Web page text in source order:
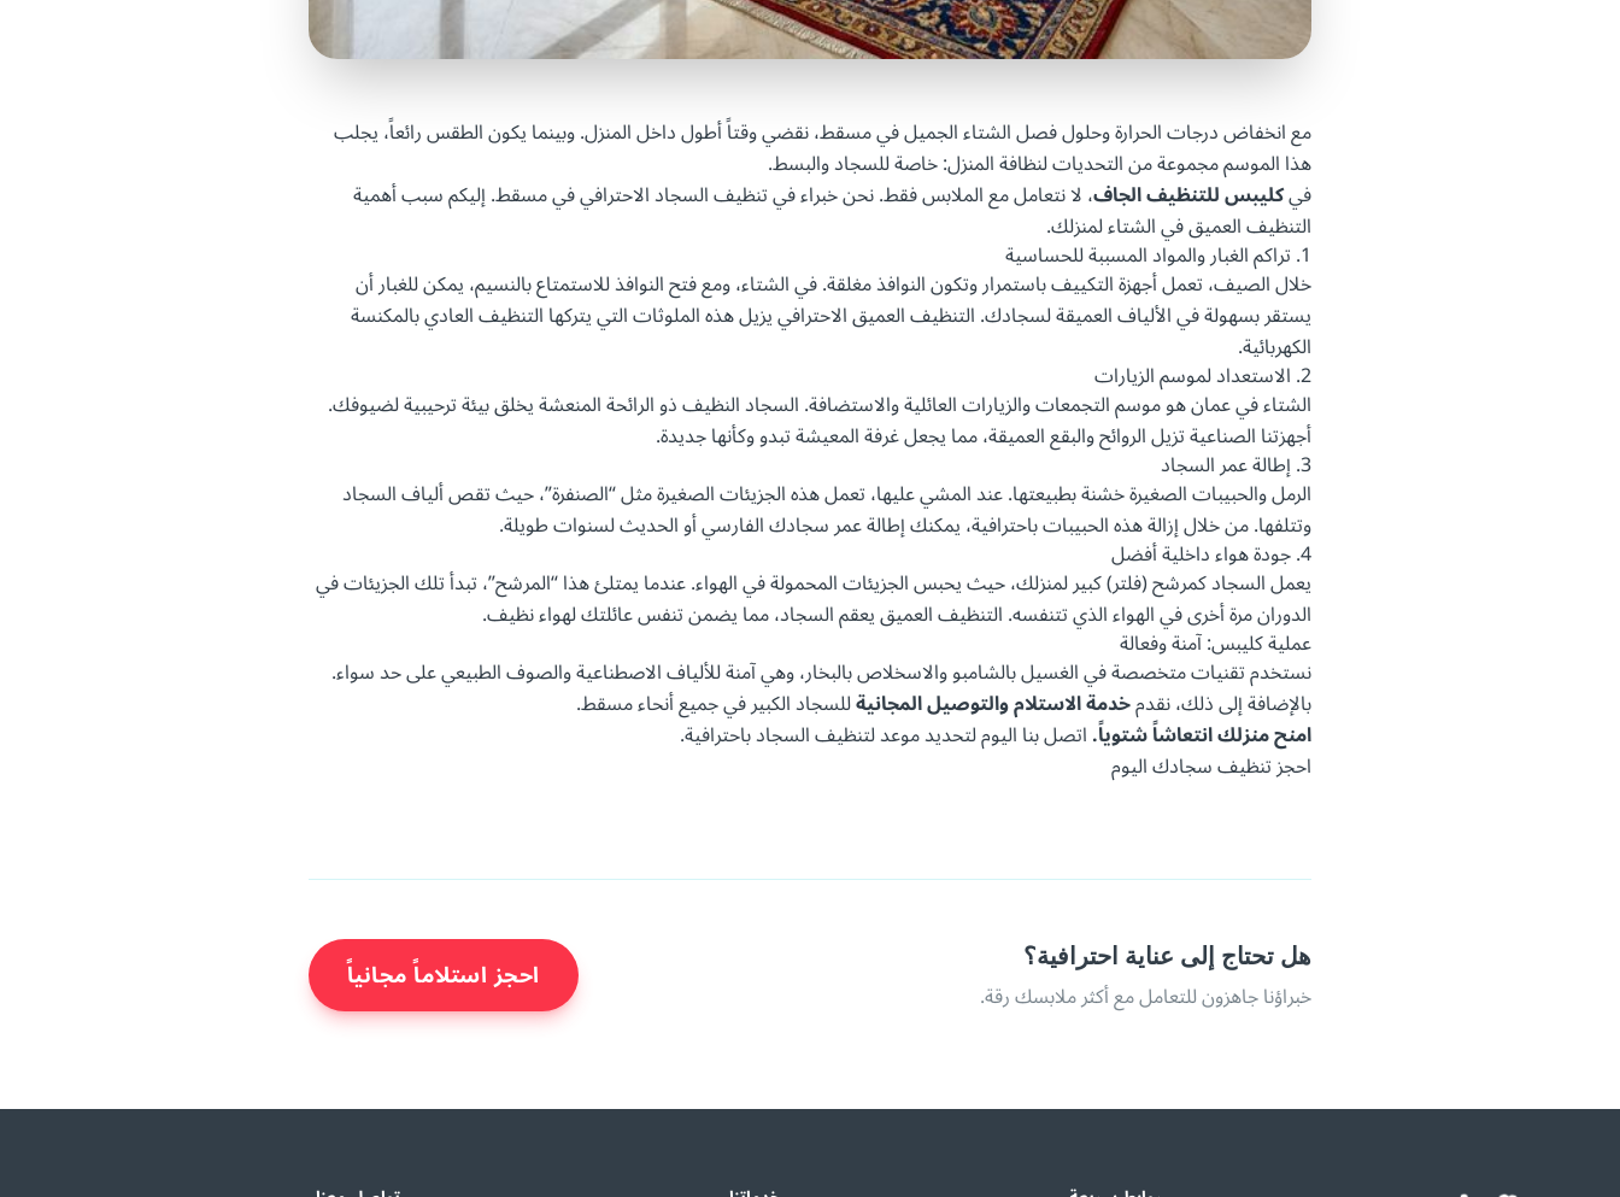
مع انخفاض درجات الحرارة وحلول فصل الشتاء الجميل في مسقط، نقضي وقتاً أطول داخل المنزل. وبينما يكون الطقس رائعاً، يجلب
هذا الموسم مجموعة من التحديات لنظافة المنزل: خاصة للسجاد والبسط.
فيكليبس للتنظيف الجاف، لا نتعامل مع الملابس فقط. نحن خبراء في تنظيف السجاد الاحترافي في مسقط. إليكم سبب أهمية
التنظيف العميق في الشتاء لمنزلك.
1. تراكم الغبار والمواد المسببة للحساسية
خلال الصيف، تعمل أجهزة التكييف باستمرار وتكون النوافذ مغلقة. في الشتاء، ومع فتح النوافذ للاستمتاع بالنسيم، يمكن للغبار أن
يستقر بسهولة في الألياف العميقة لسجادك. التنظيف العميق الاحترافي يزيل هذه الملوثات التي يتركها التنظيف العادي بالمكنسة
الكهربائية.
2. الاستعداد لموسم الزيارات
الشتاء في عمان هو موسم التجمعات والزيارات العائلية والاستضافة. السجاد النظيف ذو الرائحة المنعشة يخلق بيئة ترحيبية لضيوفك.
أجهزتنا الصناعية تزيل الروائح والبقع العميقة، مما يجعل غرفة المعيشة تبدو وكأنها جديدة.
3. إطالة عمر السجاد
الرمل والحبيبات الصغيرة خشنة بطبيعتها. عند المشي عليها، تعمل هذه الجزيئات الصغيرة مثل “الصنفرة”، حيث تقص ألياف السجاد
وتتلفها. من خلال إزالة هذه الحبيبات باحترافية، يمكنك إطالة عمر سجادك الفارسي أو الحديث لسنوات طويلة.
4. جودة هواء داخلية أفضل
يعمل السجاد كمرشح (فلتر) كبير لمنزلك، حيث يحبس الجزيئات المحمولة في الهواء. عندما يمتلئ هذا “المرشح”، تبدأ تلك الجزيئات في
الدوران مرة أخرى في الهواء الذي تتنفسه. التنظيف العميق يعقم السجاد، مما يضمن تنفس عائلتك لهواء نظيف.
عملية كليبس: آمنة وفعالة
نستخدم تقنيات متخصصة في الغسيل بالشامبو والاسخلاص بالبخار، وهي آمنة للألياف الاصطناعية والصوف الطبيعي على حد سواء.
بالإضافة إلى ذلك، نقدمخدمة الاستلام والتوصيل المجانيةللسجاد الكبير في جميع أنحاء مسقط.
امنح منزلك انتعاشاً شتوياً.اتصل بنا اليوم لتحديد موعد لتنظيف السجاد باحترافية.
احجز تنظيف سجادك اليوم
هل تحتاج إلى عناية احترافية؟
خبراؤنا جاهزون للتعامل مع أكثر ملابسك رقة. احجز استلاماً مجانياً